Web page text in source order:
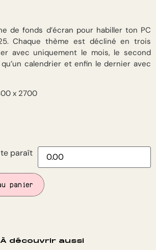
de fonds d’écran pour habiller ton PC
Chaque thème est décliné en trois
avec uniquement le mois, le second
calendrier et enfin le dernier avec
x 2700
paraît
panier
À découvrir aussi